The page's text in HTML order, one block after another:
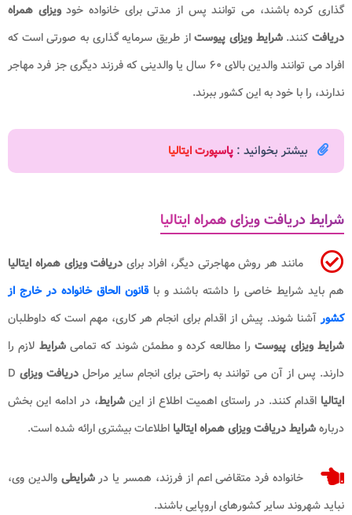
گذاری کرده باشند، می توانند پس از مدتی برای خانواده خودویزای همراه
دریافتکنند.شرایط ویزای پیوستاز طریق سرمایه گذاری به صورتی است که
افراد می توانند والدین بالای ۶۰ سال یا والدینی که فرزند دیگری جز فرد مهاجر
ندارند، را با خود به این کشور ببرند.
بیشتر بخوانید : پاسپورت ایتالیا
شرایط دریافت ویزای همراه ایتالیا
مانند هر روش مهاجرتی دیگر، افراد برای دریافت ویزای همراه ایتالیا
هم باید شرایط خاصی را داشته باشند و باقانون الحاق خانواده در خارج از
کشورآشنا شوند. پیش از اقدام برای انجام هر کاری، مهم است که داوطلبان
شرایط ویزای پیوسترا مطالعه کرده و مطمئن شوند که تمامیشرایط لازم را
دارند. پس از آن می توانند به راحتی برای انجام سایر مراحلدریافت ویزای
ایتالیا اقدام کنند. در راستای اهمیت اطلاع از این شرایط، در ادامه این بخش
دربارهشرایط دریافت ویزای همراه ایتالیا اطلاعات بیشتری ارائه شده است.
خانواده فرد متقاضی اعم از فرزند، همسر یا درشرایطی والدین وی،
نباید شهروند سایر کشورهای اروپایی باشند.